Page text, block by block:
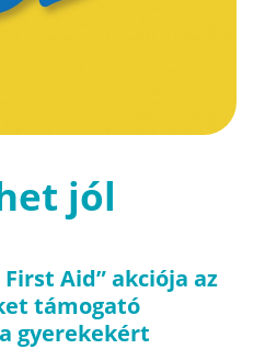
jól
Aid” akciója az
támogató
gyerekekért